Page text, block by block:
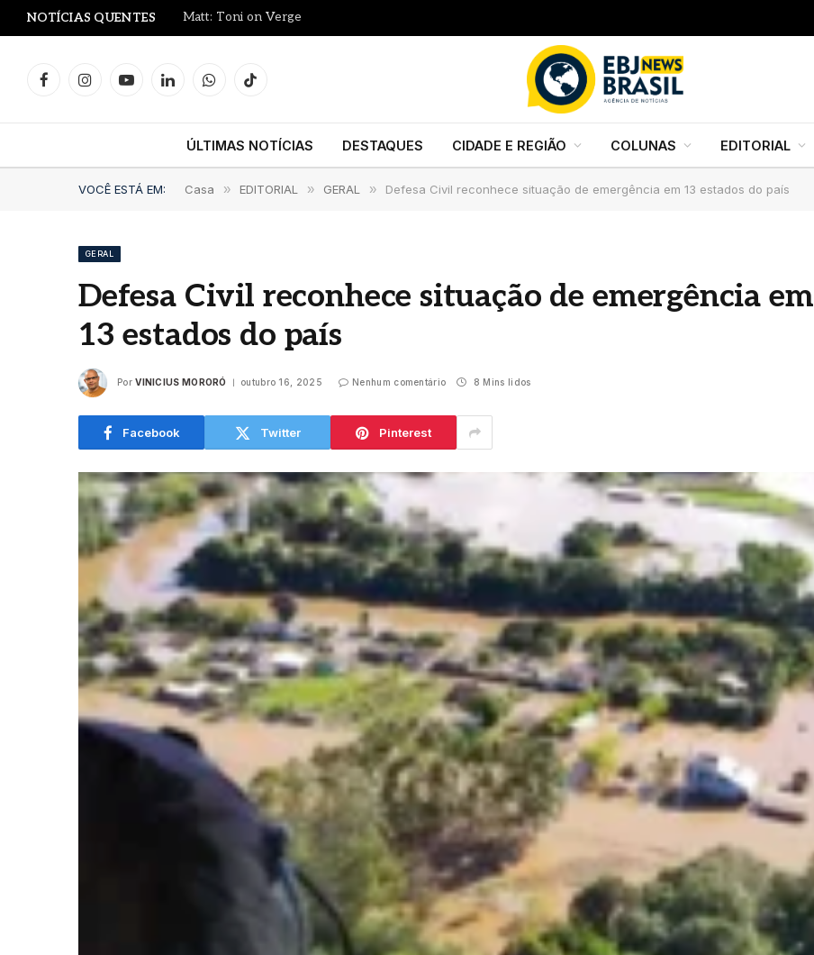
NOTÍCIAS QUENTES Matt: Toni on Verge
FacebookInstagramYouTubeLinkedInWhatsAppTikTok
ÚLTIMAS NOTÍCIAS DESTAQUES CIDADE E REGIÃO COLUNAS EDITORIAL
VOCÊ ESTÁ EM: Casa » EDITORIAL » GERAL » Defesa Civil reconhece situação de emergência em 13 estados do país
GERAL
Defesa Civil reconhece situação de emergência em
13 estados do país
Por VINICIUS MORORÓ outubro 16, 2025 Nenhum comentário 8 Mins lidos
Facebook Twitter Pinterest